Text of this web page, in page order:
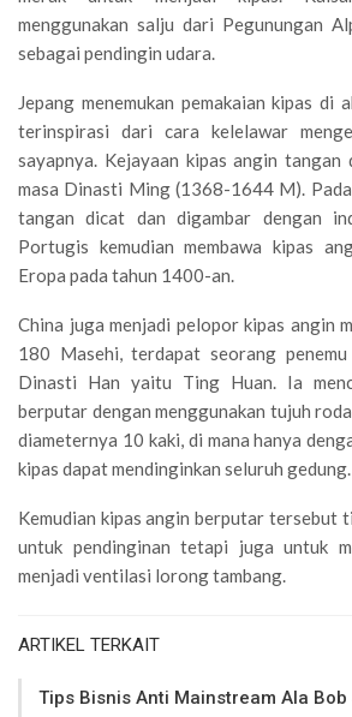
menggunakan salju dari Pegunungan
sebagai pendingin udara.
Jepang menemukan pemakaian kipas di
terinspirasi dari cara kelelawar
sayapnya. Kejayaan kipas angin tangan
masa Dinasti Ming (1368-1644 M).
tangan dicat dan digambar dengan
Portugis kemudian membawa kipas
Eropa pada tahun 1400-an.
China juga menjadi pelopor kipas angin
180 Masehi, terdapat seorang
Dinasti Han yaitu Ting Huan. Ia
berputar dengan menggunakan tujuh
diameternya 10 kaki, di mana hanya
kipas dapat mendinginkan seluruh gedung.
Kemudian kipas angin berputar tersebut
untuk pendinginan tetapi juga untuk
menjadi ventilasi lorong tambang.
ARTIKEL TERKAIT
Tips Bisnis Anti Mainstream Ala Bob